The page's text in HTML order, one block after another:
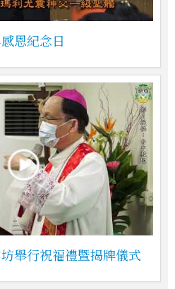
恩紀念日
舉行祝福禮暨揭牌儀式